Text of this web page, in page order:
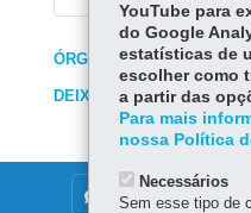
ÓRGÃO RESPONSÁVEL
DEIXE SUA OPINIÃO
DENUNCIE
YouTube para
do Google
estatísticas de
escolher como
a partir das
Para mais
nossa Política
Necessários
Sem esse tipo de